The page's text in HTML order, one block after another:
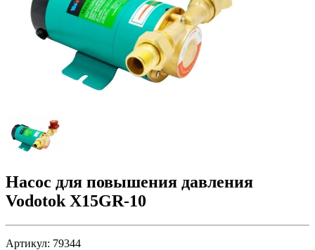
Насос для повышения давления
Vodotok X15GR-10
Артикул: 79344